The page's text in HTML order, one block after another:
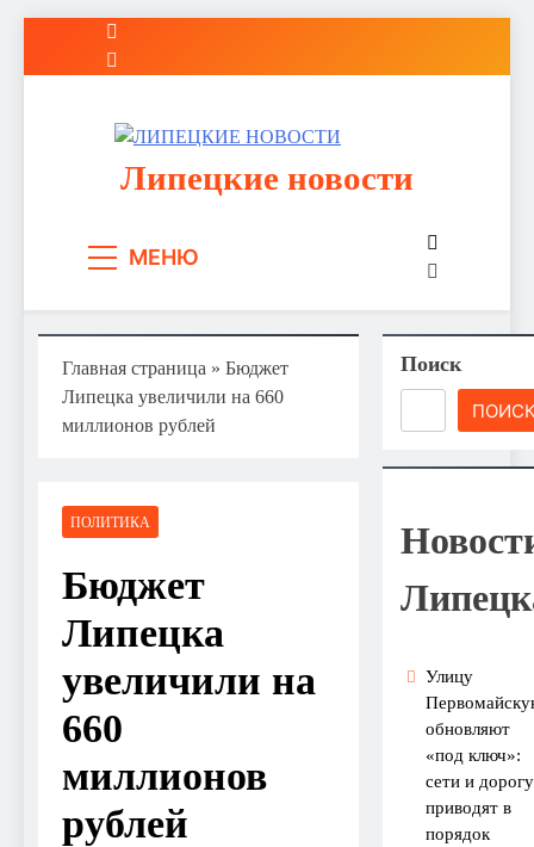
Липецкие новости
МЕНЮ
Главная страница » Бюджет
Липецка увеличили на 660
миллионов рублей
ПОЛИТИКА
Бюджет
Липецка
увеличили на
660
миллионов
рублей
Поиск
Улицу
обновляют
«под ключ»:
сети и дорогу
приводят в
порядок